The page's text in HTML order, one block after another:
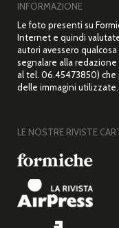
INFORMAZIONE
Le foto presenti su
Internet e quindi
autori avessero
segnalare alla
al tel. 06.45473850)
delle immagini utilizzate.
LE NOSTRE RIVISTE